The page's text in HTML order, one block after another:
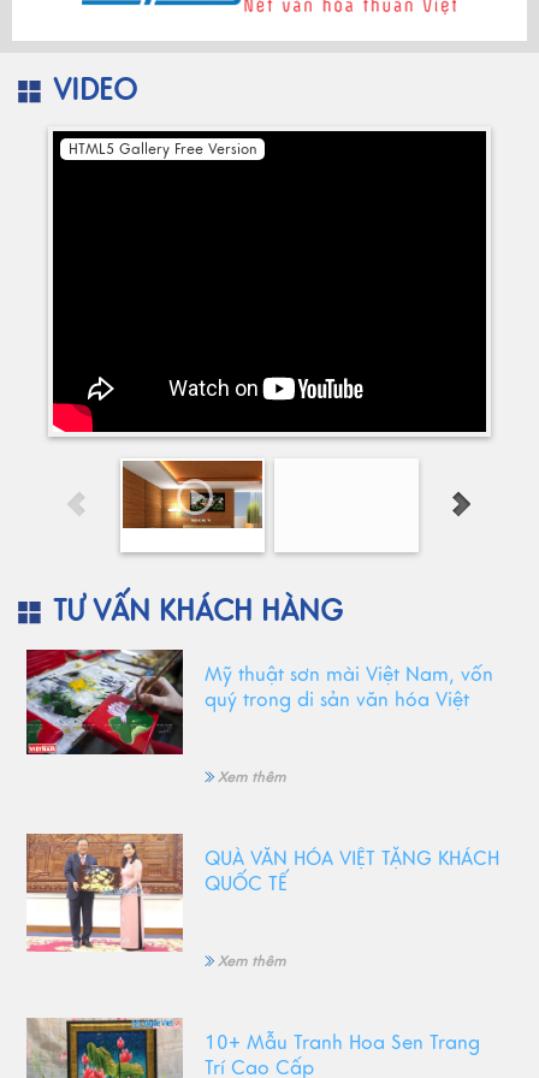
VIDEO
HTML5 Gallery Free Version
TƯ VẤN KHÁCH HÀNG
Mỹ thuật sơn mài Việt Nam, vốn
quý trong di sản văn hóa Việt
Xem thêm
QUÀ VĂN HÓA VIỆT TẶNG KHÁCH
QUỐC TẾ
Xem thêm
10+ Mẫu Tranh Hoa Sen Trang
Trí Cao Cấp